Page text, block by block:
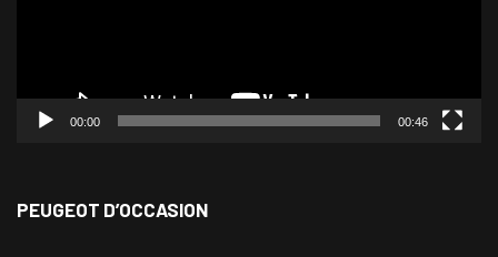
00:00 00:46
PEUGEOT D’OCCASION